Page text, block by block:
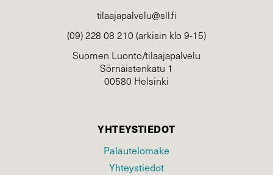
tilaajapalvelu@sll.fi
(09) 228 08 210 (arkisin klo 9-15)
Suomen Luonto/tilaajapalvelu
Sörnäistenkatu 1
00580 Helsinki
YHTEYSTIEDOT
Palautelomake
Yhteystiedot